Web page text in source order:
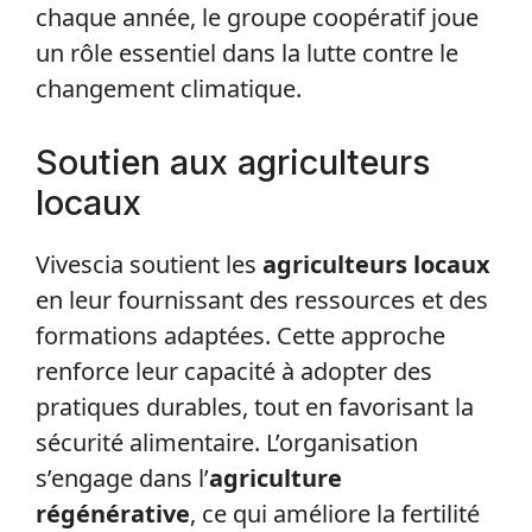
chaque année, le groupe coopératif joue
un rôle essentiel dans la lutte contre le
changement climatique.
Soutien aux agriculteurs
locaux
Vivescia soutient les agriculteurs locaux
en leur fournissant des ressources et des
formations adaptées. Cette approche
renforce leur capacité à adopter des
pratiques durables, tout en favorisant la
sécurité alimentaire. L’organisation
s’engage dans l’agriculture
régénérative, ce qui améliore la fertilité